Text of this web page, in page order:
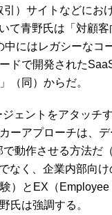
）サイトなどにお
て青野氏は「対顧
にはレガシーなコ
ドで開発された
（同）からだ。
ェントをアタッチ
ーアプローチは、
動作させる方法だ
なく、企業内部向
）とEX（
氏は強調する。